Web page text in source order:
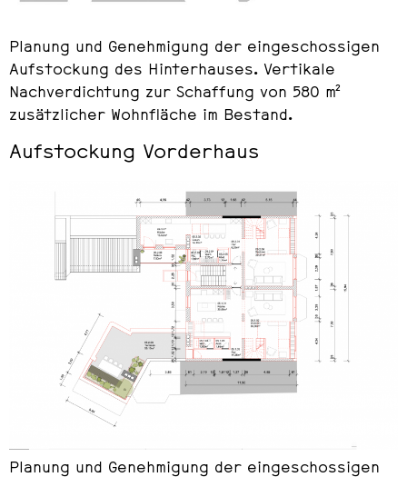
Planung und Genehmigung der eingeschossigen
Aufstockung des Hinterhauses. Vertikale
Nachverdichtung zur Schaffung von 580 m²
zusätzlicher Wohnfläche im Bestand.
Aufstockung Vorderhaus
Planung und Genehmigung der eingeschossigen